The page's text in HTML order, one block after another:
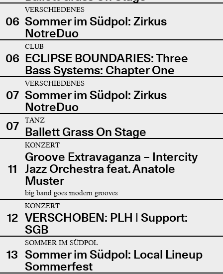
06
VERSCHIEDENES
Sommer im Südpol: Zirkus
NotreDuo
06
CLUB
ECLIPSE BOUNDARIES: Three
Bass Systems: Chapter One
07
VERSCHIEDENES
Sommer im Südpol: Zirkus
NotreDuo
07
TANZ
Ballett Grass On Stage
11
KONZERT
Groove Extravaganza – Intercity
Jazz Orchestra feat. Anatole
Muster
big band goes modern grooves
12
KONZERT
VERSCHOBEN: PLH | Support:
SGB
13
SOMMER IM SÜDPOL
Sommer im Südpol: Local Lineup
Sommerfest